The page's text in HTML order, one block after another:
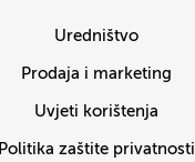
Uredništvo
Prodaja i marketing
Uvjeti korištenja
Politika zaštite privatnosti